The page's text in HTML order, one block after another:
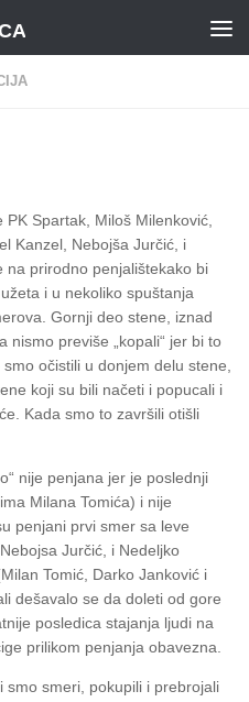
Spartak, Miloš Milenković,
Kanzel, Nebojša Jurčić, i
na prirodno penjalištekako bi
i u nekoliko spuštanja
Gornji deo stene, iznad
nismo previše „kopali“ jer bi to
očistili u donjem delu stene,
koji su bili načeti i popucali i
Kada smo to završili otišli
nije penjana jer je poslednji
Milana Tomića) i nije
penjani prvi smer sa leve
Jurčić, i Nedeljko
Tomić, Darko Janković i
dešavalo se da doleti od gore
posledica stajanja ljudi na
prilikom penjanja obavezna.
smeri, pokupili i prebrojali